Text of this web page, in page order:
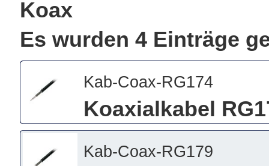
Koax
Es wurden 4 Einträge
Kab-Coax-RG174
Koaxialkabel
Kab-Coax-RG179